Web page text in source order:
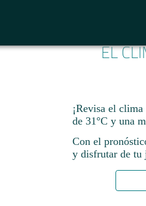
EL
¡Revisa el
de 31°C y una
Con el
y disfrutar de tu